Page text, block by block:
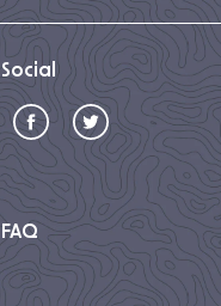
Social
FAQ